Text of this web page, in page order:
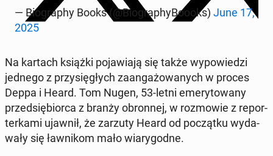
— Bio­gra­phy Books (@Bio­gra­phy­Bo­ooks) June 17,
2025
Na kartach książki po­ja­wia­ją się także wy­po­wie­dzi
jednego z przy­się­głych za­an­ga­żo­wa­nych w proces
Deppa i Heard. Tom Nugen, 53-letni eme­ry­to­wa­ny
przed­się­bior­ca z branży obron­nej, w roz­mo­wie z re­por­
ter­ka­mi ujawnił, że zarzuty Heard od po­cząt­ku wy­da­
wa­ły się ław­ni­kom mało wia­ry­god­ne.